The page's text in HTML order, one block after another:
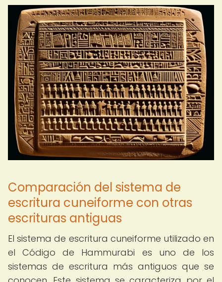
Comparación del sistema de
escritura cuneiforme con otras
escrituras antiguas
El sistema de escritura cuneiforme utilizado en
el Código de Hammurabi es uno de los
sistemas de escritura más antiguos que se